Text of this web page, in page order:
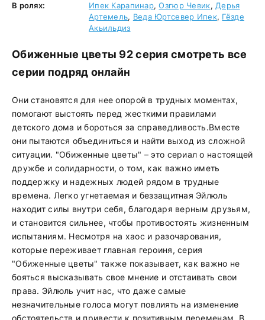
В ролях:
Ипек Карапинар,Озгюр Чевик, Дерья
Артемель, Веда Юртсевер Ипек, Гёзде
Акьильдиз
Обиженные цветы 92 серия смотреть все
серии подряд онлайн
Они становятся для нее опорой в трудных моментах,
помогают выстоять перед жесткими правилами
детского дома и бороться за справедливость.Вместе
они пытаются объединиться и найти выход из сложной
ситуации. "Обиженные цветы" – это сериал о настоящей
дружбе и солидарности, о том, как важно иметь
поддержку и надежных людей рядом в трудные
времена. Легко угнетаемая и беззащитная Эйлюль
находит силы внутри себя, благодаря верным друзьям,
и становится сильнее, чтобы противостоять жизненным
испытаниям. Несмотря на хаос и разочарования,
которые переживает главная героиня, серия
"Обиженные цветы" также показывает, как важно не
бояться высказывать свое мнение и отстаивать свои
права. Эйлюль учит нас, что даже самые
незначительные голоса могут повлиять на изменение
обстоятельств и привести к позитивным переменам. В